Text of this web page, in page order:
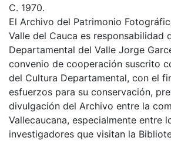
C. 1970.
El Archivo del Patrimonio
Valle del Cauca es responsabilidad
Departamental del Valle Jorge
convenio de cooperación suscrito
del Cultura Departamental, con el
esfuerzos para su conservación,
divulgación del Archivo entre la
Vallecaucana, especialmente entre
investigadores que visitan la